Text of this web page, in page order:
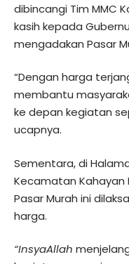
dibincangi Tim MMC
kasih kepada
mengadakan Pasar
“Dengan harga
membantu
ke depan kegiatan
ucapnya.
Sementara, di
Kecamatan Kahayan
Pasar Murah ini
harga.
“InsyaAllah